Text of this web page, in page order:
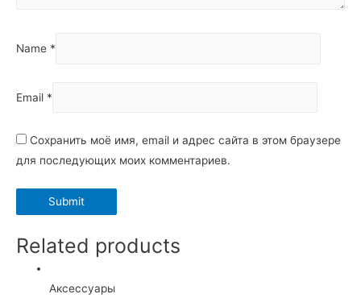
Name *
Email *
Сохранить моё имя, email и адрес сайта в этом браузере
для последующих моих комментариев.
Related products
Аксессуары